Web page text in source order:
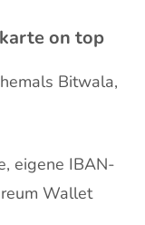
on top
Bitwala,
eigene IBAN-
Wallet